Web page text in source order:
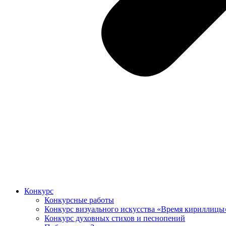
Конкурс
Конкурсные работы
Конкурс визуального искусства «Время
Конкурс духовных стихов и песнопений